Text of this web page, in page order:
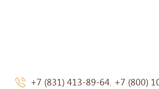
+7 (831) 413-89-64, +7 (800)